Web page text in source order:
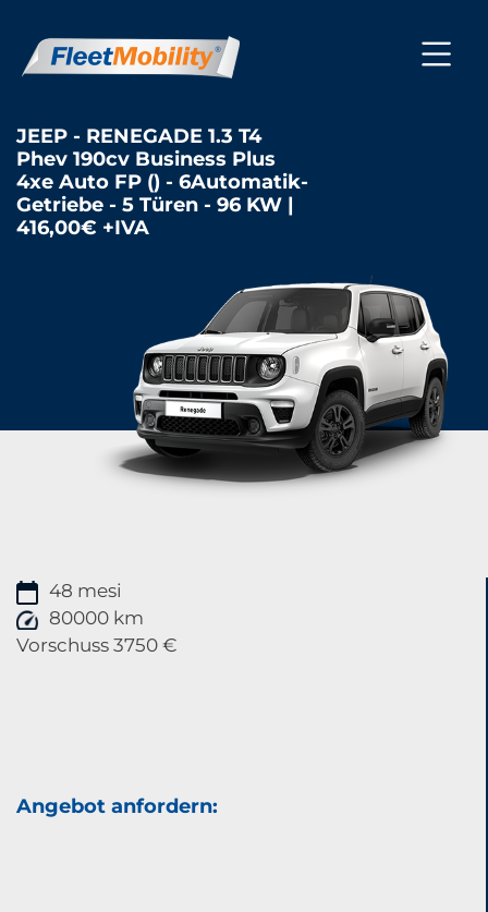
JEEP - RENEGADE 1.3 T4
Phev 190cv Business Plus
4xe Auto FP () - 6Automatik-
Getriebe - 5 Türen - 96 KW |
416,00€ +IVA
48 mesi
80000 km
Vorschuss 3750 €
Angebot anfordern: